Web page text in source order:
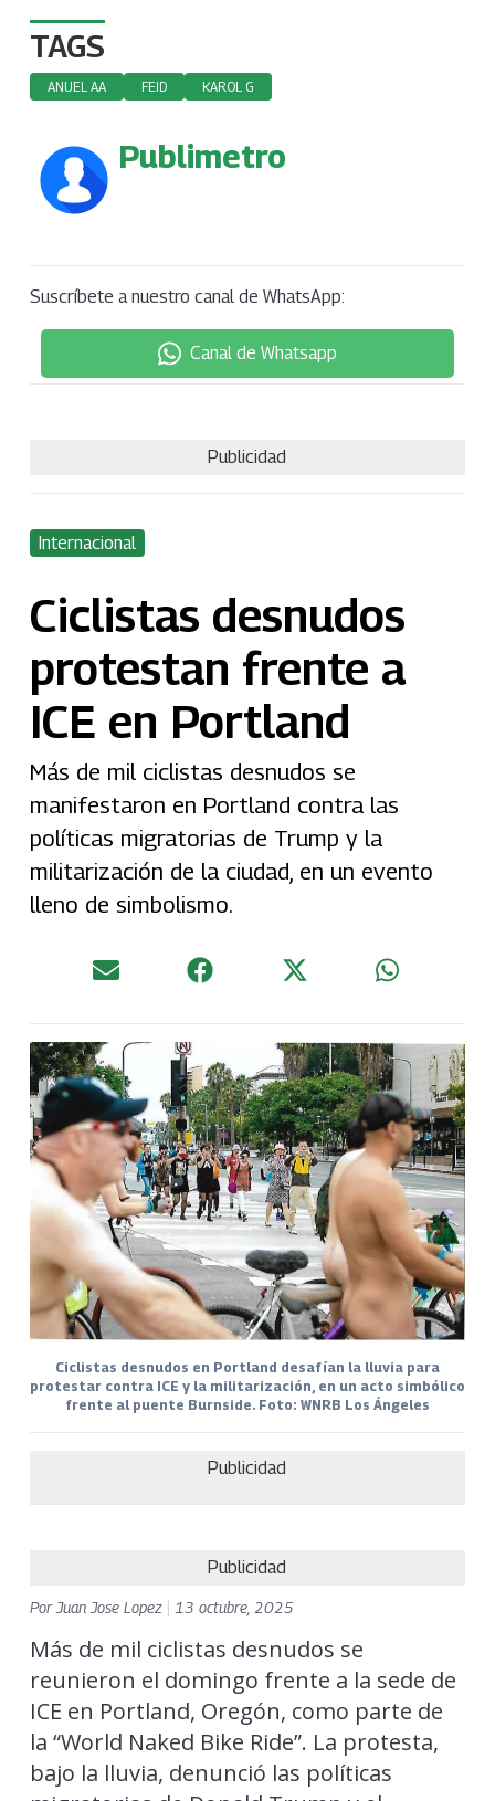
TAGS
ANUEL AA FEID KAROL G
Publimetro
Suscríbete a nuestro canal de WhatsApp:
Canal de Whatsapp
Publicidad
Internacional
Ciclistas desnudos
protestan frente a
ICE en Portland
Más de mil ciclistas desnudos se
manifestaron en Portland contra las
políticas migratorias de Trump y la
militarización de la ciudad, en un evento
lleno de simbolismo.
Ciclistas desnudos en Portland desafían la lluvia para
protestar contra ICE y la militarización, en un acto simbólico
frente al puente Burnside. Foto: WNRB Los Ángeles
Publicidad
Publicidad
Por Juan Jose Lopez 13 octubre, 2025
Más de mil ciclistas desnudos se
reunieron el domingo frente a la sede de
ICE en Portland, Oregón, como parte de
la “World Naked Bike Ride”. La protesta,
bajo la lluvia, denunció las políticas